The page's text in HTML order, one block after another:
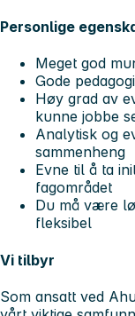
Personlige
Meget god
Gode
Høy grad av
kunne jobbe
Analytisk og
sammenheng
Evne til å ta
fagområdet
Du må være
fleksibel
Vi tilbyr
Som ansatt ved